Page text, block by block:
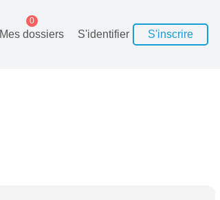
Mes dossiers
0
S'identifier S'inscrire